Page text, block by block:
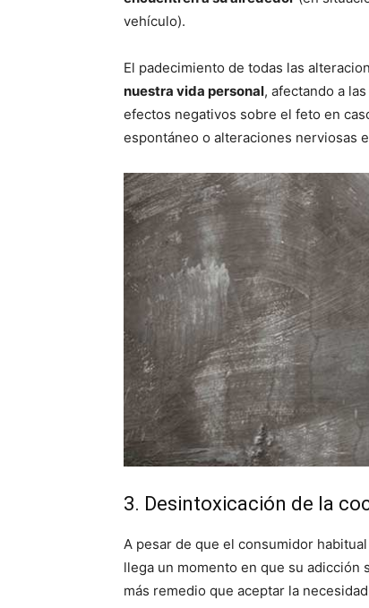
vehículo).
El padecimiento de todas las
nuestra vida personal, afectando a
efectos negativos sobre el feto en
espontáneo o alteraciones nerviosas
3. Desintoxicación de la
A pesar de que el consumidor
llega un momento en que su
más remedio que aceptar la